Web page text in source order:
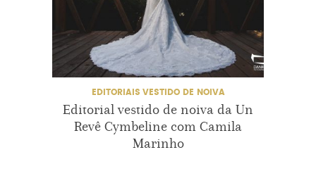
MAQUIAGEMDANOIVA
MAQUIAGEMDECASAMENTO
MAQUIAGEMDENOIVA
MAQUIAGEMPARACASAMENTO
PROJETONOIVINHA
EDITORIAIS VESTIDO DE NOIVA
Editorial vestido de noiva da Un
Revê Cymbeline com Camila
Marinho